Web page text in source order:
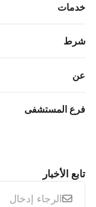
خدمات
شرط
عن
فرع المستشفى
تابع الأخبار